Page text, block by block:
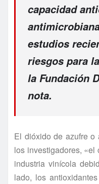
capacidad
estudios
riesgos para
la Fundación
nota.
El dióxido de azufre o
los investigadores,
industria vinícola
lado, los